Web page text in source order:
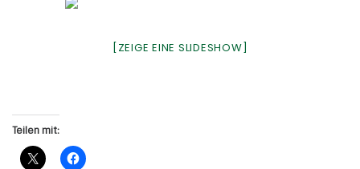
[ZEIGE EINE SLIDESHOW]
Teilen mit: